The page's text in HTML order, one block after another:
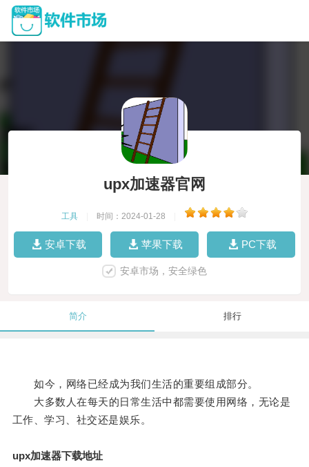
upx加速器官网
工具 时间：2024-01-28
安卓下载 苹果下载 PC下载
安卓市场，安全绿色
简介 排行
如今，网络已经成为我们生活的重要组成部分。
大多数人在每天的日常生活中都需要使用网络，无论是
工作、学习、社交还是娱乐。
upx加速器下载地址